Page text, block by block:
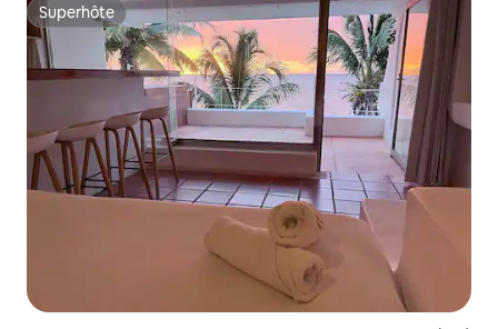
Superhôte
Superhôte